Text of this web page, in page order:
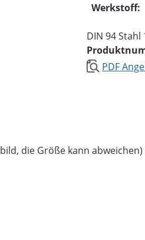
Werkstoff:
DIN 94 Stahl
PDF
die Größe kann abweichen)